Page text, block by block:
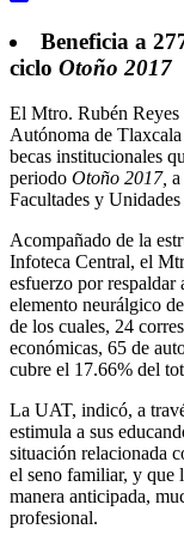
Beneficia a
ciclo Otoño 2017
El Mtro. Rubén
Autónoma de
becas institucionales
periodo Otoño 2017,
Facultades y
Acompañado de la
Infoteca Central, el
esfuerzo por
elemento neurálgico
de los cuales, 24
económicas, 65 de
cubre el 17.66% del
La UAT, indicó, a
estimula a sus
situación relacionada
el seno familiar, y que
manera anticipada,
profesional.